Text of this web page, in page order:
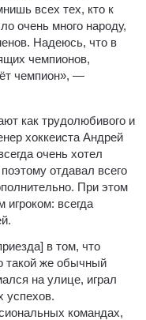
всех тех, кто к
очень много народу,
Надеюсь, что в
чемпионов,
чемпион», —
как трудолюбивого и
хоккеиста Андрей
очень хотел
отдавал всего
При этом
всегда
в том, что
такой же обычный
на улице, играл
успехов.
командах,